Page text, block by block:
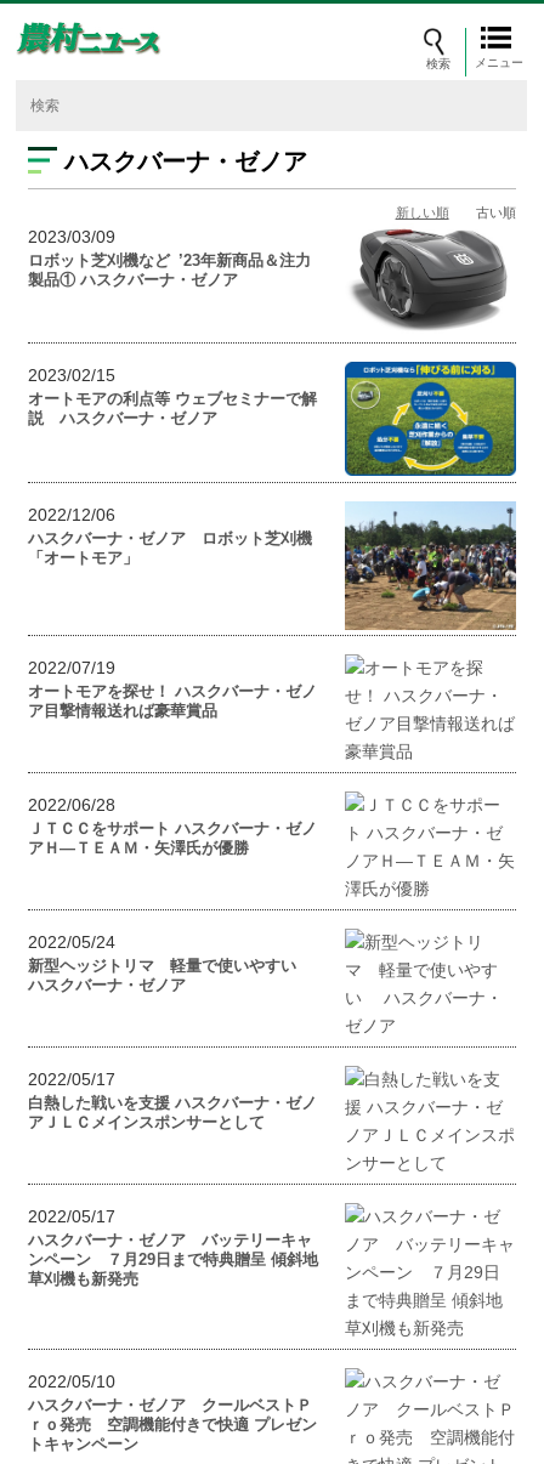
メニュー
ハスクバーナ・ゼノア
新しい順 古い順
2023/03/09
ロボット芝刈機など ’23年新商品＆注力
製品① ハスクバーナ・ゼノア
2023/02/15
オートモアの利点等 ウェブセミナーで解
説 ハスクバーナ・ゼノア
2022/12/06
ハスクバーナ・ゼノア ロボット芝刈機
「オートモア」
2022/07/19
オートモアを探せ！ ハスクバーナ・ゼノ
ア目撃情報送れば豪華賞品
2022/06/28
ＪＴＣＣをサポート ハスクバーナ・ゼノ
アＨ―ＴＥＡＭ・矢澤氏が優勝
2022/05/24
新型ヘッジトリマ 軽量で使いやすい
ハスクバーナ・ゼノア
2022/05/17
白熱した戦いを支援 ハスクバーナ・ゼノ
アＪＬＣメインスポンサーとして
2022/05/17
ハスクバーナ・ゼノア バッテリーキャ
ンペーン ７月29日まで特典贈呈 傾斜地
草刈機も新発売
2022/05/10
ハスクバーナ・ゼノア クールベストＰ
ｒｏ発売 空調機能付きで快適 プレゼン
トキャンペーン